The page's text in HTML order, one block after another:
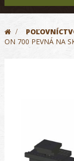
>
ON 700 PEVNÁ NA